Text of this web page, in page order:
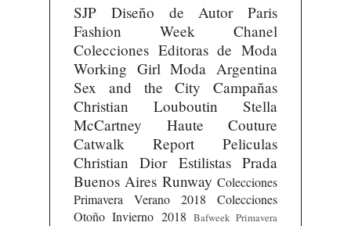
SJP Diseño de Autor
Paris
Fashion Week
Chanel
Colecciones Editoras de Moda
Working Girl Moda Argentina
Sex and the City
Campañas
Christian Louboutin
Stella
McCartney
Haute Couture
Catwalk Report
Peliculas
Christian Dior Estilistas Prada
Buenos Aires Runway Colecciones
Primavera Verano 2018
Colecciones
Otoño Invierno 2018 Bafweek Primavera